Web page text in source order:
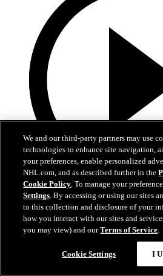
10:17
La Final de la Stanley Cup
Reviva los mejores momentos de la
idiomas diferentes
16 jun. 2026
We and our third-party partners may use
technologies to enhance site navigation,
your preferences, enable personalized
NHL.com, and as described further in the
Cookie Policy. To manage your
Settings. By accessing or using our sites
to this collection and disclosure of your
how you interact with our sites and
you may view) and ourTerms of Service.
Cookie Settings I